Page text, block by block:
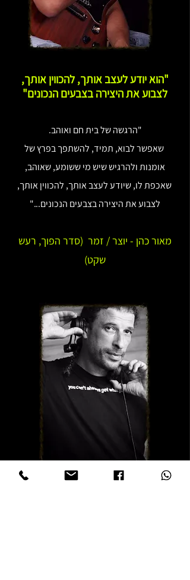
"הוא יודע לעצב אותך, להכווין אותך,
לצבוע את היצירה בצבעים הנכונים"
"הרגשה של בית חם ואוהב.
שאפשר לבוא, תמיד, להשתפך בפרץ של
אומנות ולהרגיש שיש מי ששומע, שאוהב,
שאכפת לו, שיודע לעצב אותך, להכווין אותך,
לצבוע את היצירה בצבעים הנכונים..."
מאור כהן - יוצר / זמר (סדר הפוך, רעש
שקט)